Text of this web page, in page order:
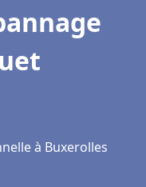
à Buxerolles